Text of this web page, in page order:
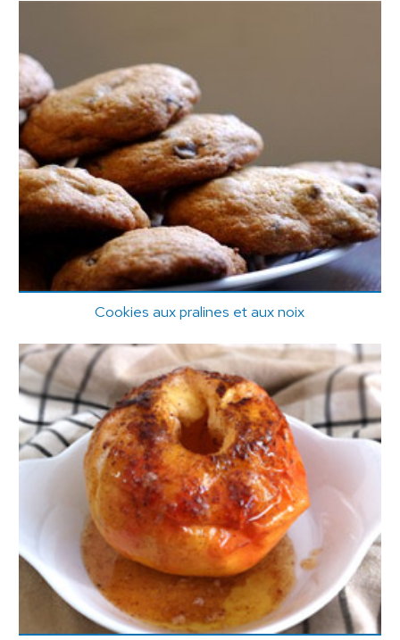
Cookies aux pralines et aux noix